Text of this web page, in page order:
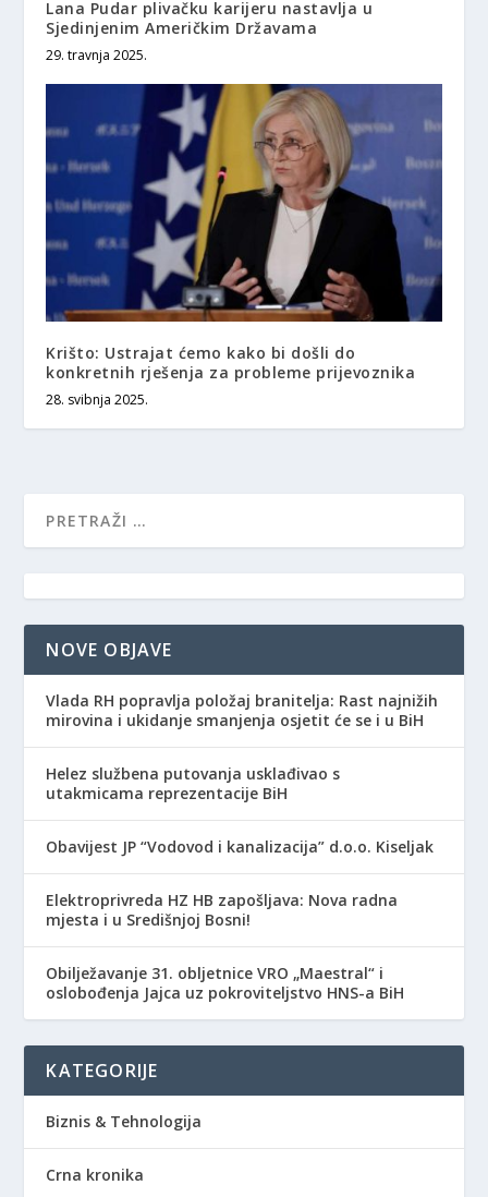
Lana Pudar plivačku karijeru nastavlja u
Sjedinjenim Američkim Državama
29. travnja 2025.
Krišto: Ustrajat ćemo kako bi došli do
konkretnih rješenja za probleme prijevoznika
28. svibnja 2025.
NOVE OBJAVE
Vlada RH popravlja položaj branitelja: Rast najnižih
mirovina i ukidanje smanjenja osjetit će se i u BiH
Helez službena putovanja usklađivao s
utakmicama reprezentacije BiH
Obavijest JP “Vodovod i kanalizacija” d.o.o. Kiseljak
Elektroprivreda HZ HB zapošljava: Nova radna
mjesta i u Središnjoj Bosni!
Obilježavanje 31. obljetnice VRO „Maestral“ i
oslobođenja Jajca uz pokroviteljstvo HNS-a BiH
KATEGORIJE
Biznis & Tehnologija
Crna kronika